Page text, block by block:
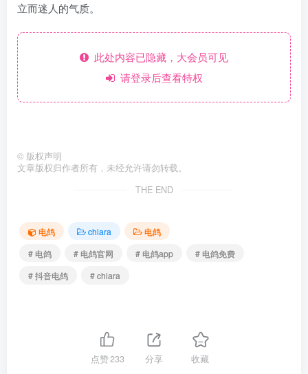
立而迷人的气质。
此处内容已隐藏，大会员可见
请登录后查看特权
© 版权声明
文章版权归作者所有，未经允许请勿转载。
THE END
电鸽 chiara
电鸽
# 电鸽
# 电鸽官网 # 电鸽app
# 电鸽免费
# 抖音电鸽
# chiara
点赞233 分享 收藏